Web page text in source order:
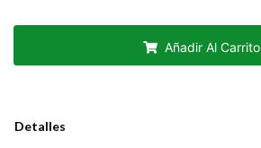
Añadir Al Carrito
Detalles